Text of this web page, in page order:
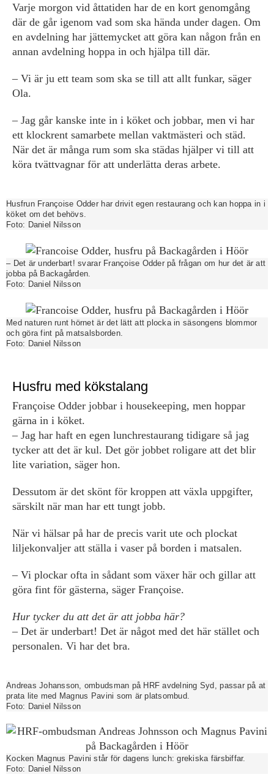
Varje morgon vid åttatiden har de en kort genomgång
där de går igenom vad som ska hända under dagen. Om
en avdelning har jättemycket att göra kan någon från en
annan avdelning hoppa in och hjälpa till där.
– Vi är ju ett team som ska se till att allt funkar, säger
Ola.
– Jag går kanske inte in i köket och jobbar, men vi har
ett klockrent samarbete mellan vaktmästeri och städ.
När det är många rum som ska städas hjälper vi till att
köra tvättvagnar för att underlätta deras arbete.
Husfrun Françoise Odder har drivit egen restaurang och kan hoppa in i
köket om det behövs.
Foto: Daniel Nilsson
– Det är underbart! svarar Françoise Odder på frågan om hur det är att
jobba på Backagården.
Foto: Daniel Nilsson
Med naturen runt hörnet är det lätt att plocka in säsongens blommor
och göra fint på matsalsborden.
Foto: Daniel Nilsson
Husfru med kökstalang
Françoise Odder jobbar i housekeeping, men hoppar
gärna in i köket.
– Jag har haft en egen lunchrestaurang tidigare så jag
tycker att det är kul. Det gör jobbet roligare att det blir
lite variation, säger hon.
Dessutom är det skönt för kroppen att växla uppgifter,
särskilt när man har ett tungt jobb.
När vi hälsar på har de precis varit ute och plockat
liljekonvaljer att ställa i vaser på borden i matsalen.
– Vi plockar ofta in sådant som växer här och gillar att
göra fint för gästerna, säger Françoise.
Hur tycker du att det är att jobba här?
– Det är underbart! Det är något med det här stället och
personalen. Vi har det bra.
Andreas Johansson, ombudsman på HRF avdelning Syd, passar på at
prata lite med Magnus Pavini som är platsombud.
Foto: Daniel Nilsson
Kocken Magnus Pavini står för dagens lunch: grekiska färsbiffar.
Foto: Daniel Nilsson